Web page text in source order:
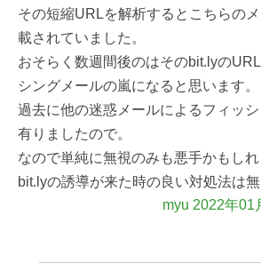
その短縮URLを解析するとこちらの
載されていました。
おそらく数週間後のはそのbit.lyの
シングメールの嵐になると思います。
過去に他の迷惑メールによるフィッ
有りましたので。
なので単純に無視のみも悪手かもしれ
bit.lyの誘導が来た時の良い対処法は
myu 2022年01